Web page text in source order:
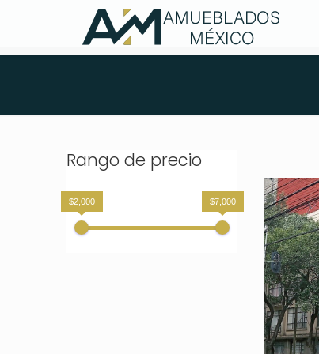
Rango de precio
$2,000 $7,000